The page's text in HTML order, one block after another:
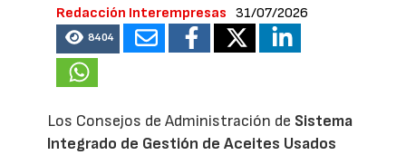
Redacción Interempresas 31/07/2026
8404
Los Consejos de Administración de Sistema
Integrado de Gestión de Aceites Usados